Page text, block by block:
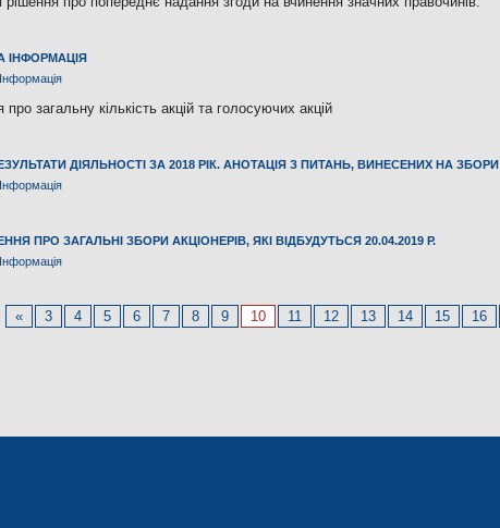
ІНФОРМАЦІЯ
Інформація
про загальну кількість акцій та голосуючих акцій
ДІЯЛЬНОСТІ ЗА 2018 РІК. АНОТАЦІЯ З ПИТАНЬ, ВИНЕСЕНИХ НА ЗБОРИ
Інформація
ПРО ЗАГАЛЬНІ ЗБОРИ АКЦІОНЕРІВ, ЯКІ ВІДБУДУТЬСЯ 20.04.2019 Р.
Інформація
« 3 4 5 6 7 8 9 10 11 12 13 14 15 16